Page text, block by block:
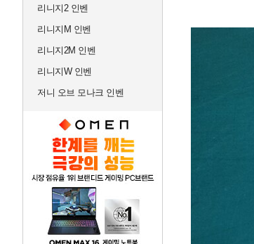
리니지2 인벤
리니지M 인벤
리니지2M 인벤
리니지W 인벤
저니 오브 모나크 인벤